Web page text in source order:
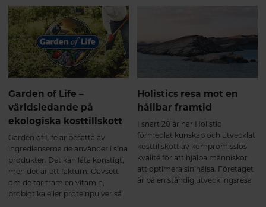
som grund. Säg hej till Care of
Gerd.
Thorne.
Garden of Life –
världsledande på
ekologiska kosttillskott
Garden of Life är besatta av
ingredienserna de använder i sina
produkter. Det kan låta konstigt,
men det är ett faktum. Oavsett
om de tar fram en vitamin,
probiotika eller proteinpulver så
Holistics resa mot en
hållbar framtid
I snart 20 år har Holistic
förmedlat kunskap och utvecklat
kosttillskott av kompromisslös
kvalité för att hjälpa människor
att optimera sin hälsa. Företaget
är på en ständig utvecklingsresa